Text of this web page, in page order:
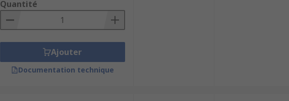
Quantité
Ajouter
Documentation technique